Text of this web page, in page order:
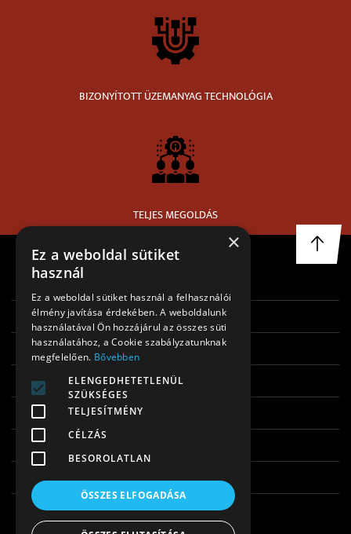
BIZONYÍTOTT ÜZEMANYAG TECHNOLÓGIA
TELJES MEGOLDÁS
RÓLUNK
REFERENCIÁK
KAPCSOLAT
ADATKEZELÉSI TÁJÉKOZTATÓ
IMPRESSZUM
×
Ez a weboldal sütiket
használ
Ez a weboldal sütiket használ a felhasználói
élmény javítása érdekében. A weboldalunk
használatával Ön hozzájárul az összes süti
használatához, a Cookie szabályzatunknak
megfelelően. Bővebben
ELENGEDHETETLENÜL
SZÜKSÉGES
TELJESÍTMÉNY
CÉLZÁS
BESOROLATLAN
ÖSSZES ELFOGADÁSA